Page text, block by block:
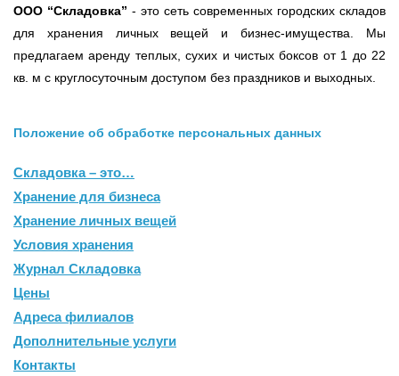
ООО “Складовка” - это сеть современных городских складов
для хранения личных вещей и бизнес-имущества. Мы
предлагаем аренду теплых, сухих и чистых боксов от 1 до 22
кв. м с круглосуточным доступом без праздников и выходных.
Положение об обработке персональных данных
Складовка – это…
Хранение для бизнеса
Хранение личных вещей
Условия хранения
Журнал Складовка
Цены
Адреса филиалов
Дополнительные услуги
Контакты